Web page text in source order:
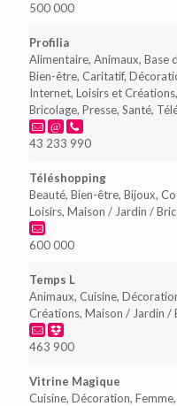
500 000
Profilia
Alimentaire, Animaux, Base
Bien-être, Caritatif,
Internet, Loisirs et
Bricolage, Presse, Santé,
43 233 990
Téléshopping
Beauté, Bien-être, Bijoux,
Loisirs, Maison / Jardin /
600 000
Temps L
Animaux, Cuisine,
Créations, Maison / Jardin /
463 900
Vitrine Magique
Cuisine, Décoration,